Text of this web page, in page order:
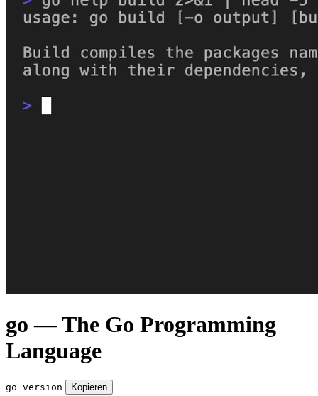
go — The Go Programming
Language
go version Kopieren